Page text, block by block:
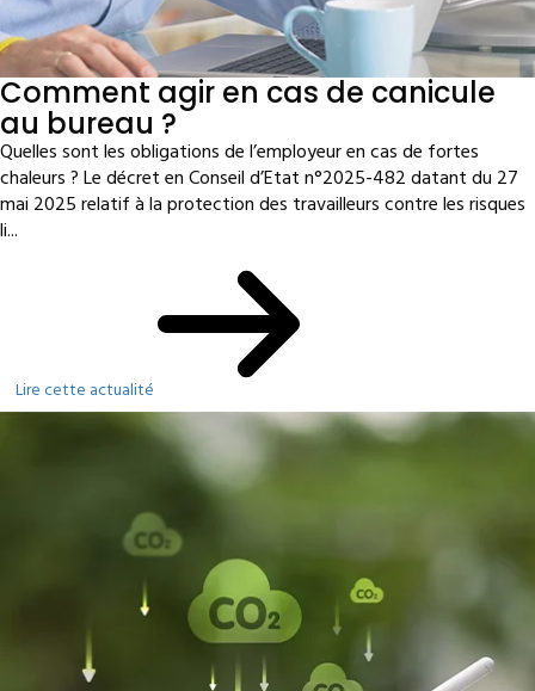
Comment agir en cas de canicule
au bureau ?
Quelles sont les obligations de l’employeur en cas de fortes
chaleurs ? Le décret en Conseil d’Etat n°2025-482 datant du 27
mai 2025 relatif à la protection des travailleurs contre les risques
li...
Lire cette actualité